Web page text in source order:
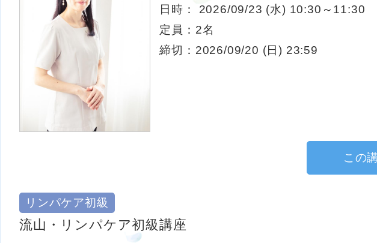
日時： 2026/09/23 (水) 10:30～11:30
定員：2名
締切：2026/09/20 (日) 23:59
この
リンパケア初級
流山・リンパケア初級講座